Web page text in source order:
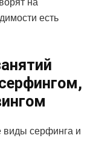
на
есть
серфинга и